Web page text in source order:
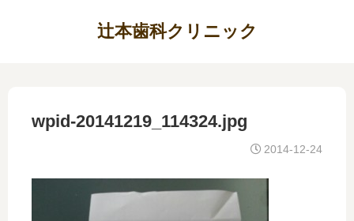
辻本歯科クリニック
wpid-20141219_114324.jpg
2014-12-24